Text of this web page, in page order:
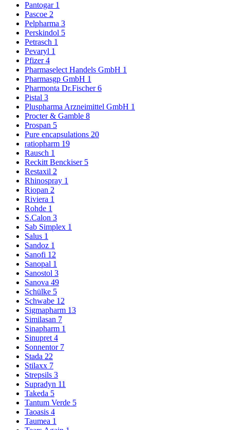
Pantogar 1
Pascoe 2
Pelpharma 3
Perskindol 5
Petrasch 1
Pevaryl 1
Pfizer4
Pharmaselect Handels GmbH 1
Pharmasgp GmbH 1
Pharmonta Dr.Fischer6
Pistal 3
Pluspharma Arzneimittel GmbH 1
Procter & Gamble 8
Prospan 5
Pure encapsulations 20
ratiopharm 19
Rausch 1
Reckitt Benckiser 5
Restaxil 2
Rhinospray 1
Riopan 2
Riviera 1
Rohde 1
S.Calon 3
Sab Simplex 1
Salus 1
Sandoz 1
Sanofi 12
Sanopal 1
Sanostol 3
Sanova 49
Schülke 5
Schwabe 12
Sigmapharm 13
Similasan 7
Sinapharm 1
Sinupret 4
Sonnentor 7
Stada 22
Stilaxx 7
Strepsils 3
Supradyn 11
Takeda 5
Tantum Verde 5
Taoasis 4
Taumea 1